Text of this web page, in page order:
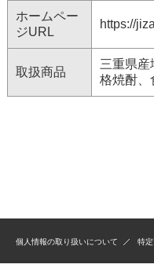
ホームペー
ジURL
https://
取扱商品
三重県産
格焼酎、
個人情報の取り扱いについて 特